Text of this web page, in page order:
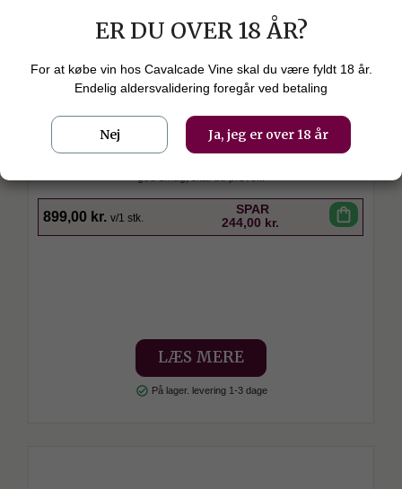
Udvalgte producenter
Tysk Spätburgunder-smagekasse -
899,00 kr. v/1 stk.
SPAR
244,00 kr.
shopping_bag
LÆS MERE
check_circle På lager. levering 1-3 dage
ER DU OVER 18 ÅR?
For at købe vin hos Cavalcade Vine skal du være fyldt 18 år.
Endelig aldersvalidering foregår ved betaling
Nej Ja, jeg er over 18 år